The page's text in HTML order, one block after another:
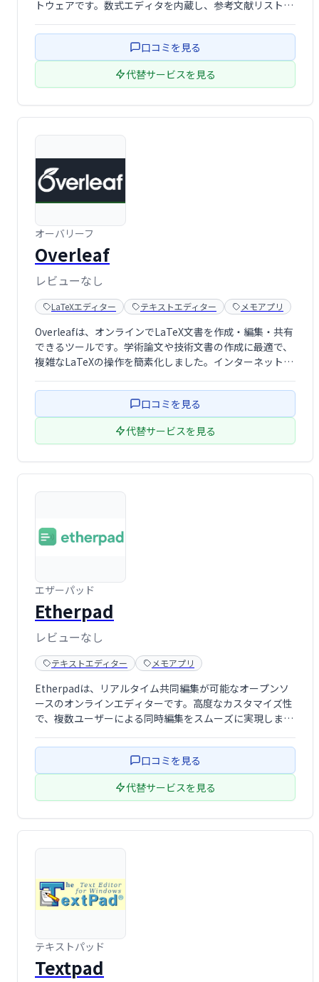
トウェアです。数式エディタを内蔵し、参考文献リストや
ュメント作成にも対応しており、すぐに使えるテンプレー
トも豊富に用意されています。
口コミを見る
代替サービスを見る
オーバリーフ
Overleaf
レビューなし
LaTeXエディター テキストエディター メモアプリ
Overleafは、オンラインでLaTeX文書を作成・編集・共有
できるツールです。学術論文や技術文書の作成に最適で、
複雑なLaTeXの操作を簡素化しました。インターネットブ
不要。場所を選ばず、デバイスを問わず作業できます。共
同編集機能も備え、複数人 …口コミを見る
代替サービスを見る
エザーパッド
Etherpad
レビューなし
テキストエディター メモアプリ
Etherpadは、リアルタイム共同編集が可能なオープンソ
ースのオンラインエディターです。高度なカスタマイズ性
で、複数ユーザーによる同時編集をスムーズに実現しま
様々な用途に活用できます。シンプルで直感的なインター
フェースで、誰でも簡単に利用可能です。
口コミを見る
代替サービスを見る
テキストパッド
Textpad